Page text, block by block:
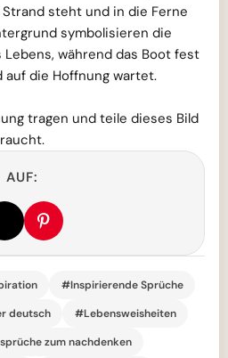
steht und in die Ferne
symbolisieren die
während das Boot fest
die Hoffnung wartet.
tragen und teile dieses Bild
AUF:
#Inspirierende Sprüche
deutsch
#Lebensweisheiten
zum nachdenken